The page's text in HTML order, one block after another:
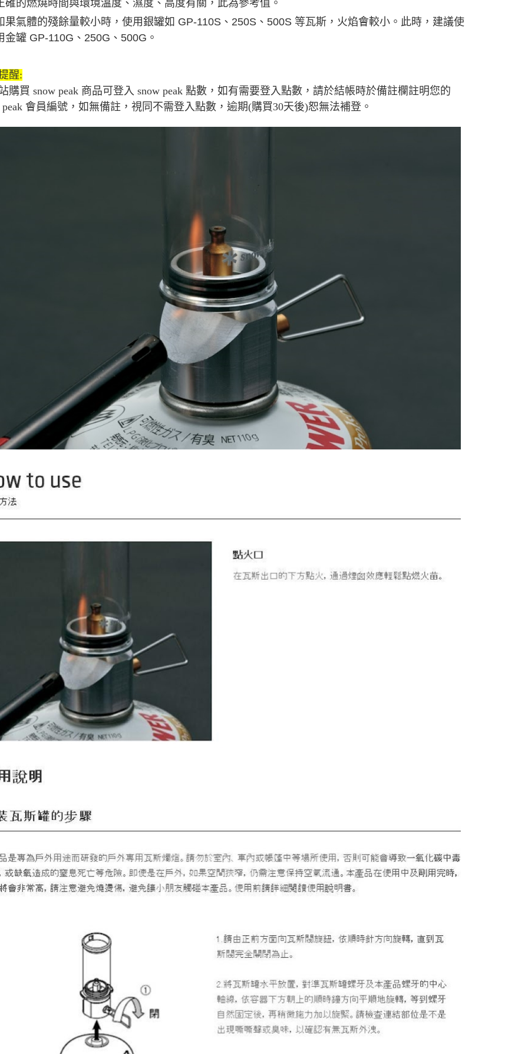
確的燃燒時間與環境溫度、濕度、高度有關，此為參考值。
果氣體的殘餘量較小時，使用銀罐如 GP-110S、250S、500S 等瓦斯，火焰會較小。此時，建議使
金罐 GP-110G、250G、500G。
醒:
購買 snow peak 商品可登入 snow peak 點數，如有需要登入點數，請於結帳時於備註欄註明您的
peak 會員編號，如無備註，視同不需登入點數，逾期(購買30天後)恕無法補登。